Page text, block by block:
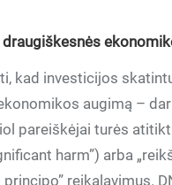
kad investicijos
augimą –
pareiškėjai turės
harm”) arba
reikalavimus.